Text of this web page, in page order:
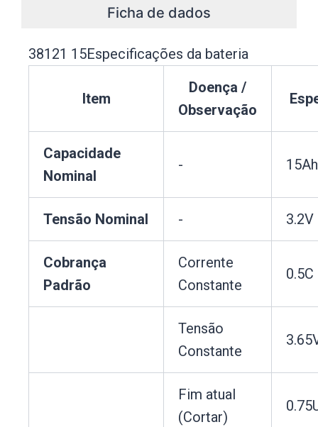
n
k
Ficha de dados
38121 15Especificações da bateria
Item
Doença /
Observação
Capacidade
Nominal
- 15Ah
Tensão Nominal - 3.2V
Cobrança
Padrão
Corrente
Constante
Tensão
Constante
Fim atual
(Cortar)